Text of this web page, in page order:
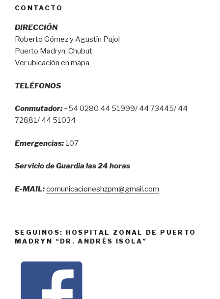
llegada
frío”
CONTACTO
DIRECCIÓN
Roberto Gómez y Agustín Pujol
Puerto Madryn, Chubut
Ver ubicación en mapa
TELÉFONOS
Conmutador: +54 0280 44 51999/ 44 73445/ 44
72881/ 44 51034
Emergencias: 107
Servicio de Guardia las 24 horas
E-MAIL:comunicacioneshzpm@gmail.com
SEGUINOS: HOSPITAL ZONAL DE PUERTO
MADRYN “DR. ANDRÉS ISOLA”